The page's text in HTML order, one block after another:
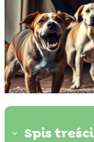
3 Spis treści